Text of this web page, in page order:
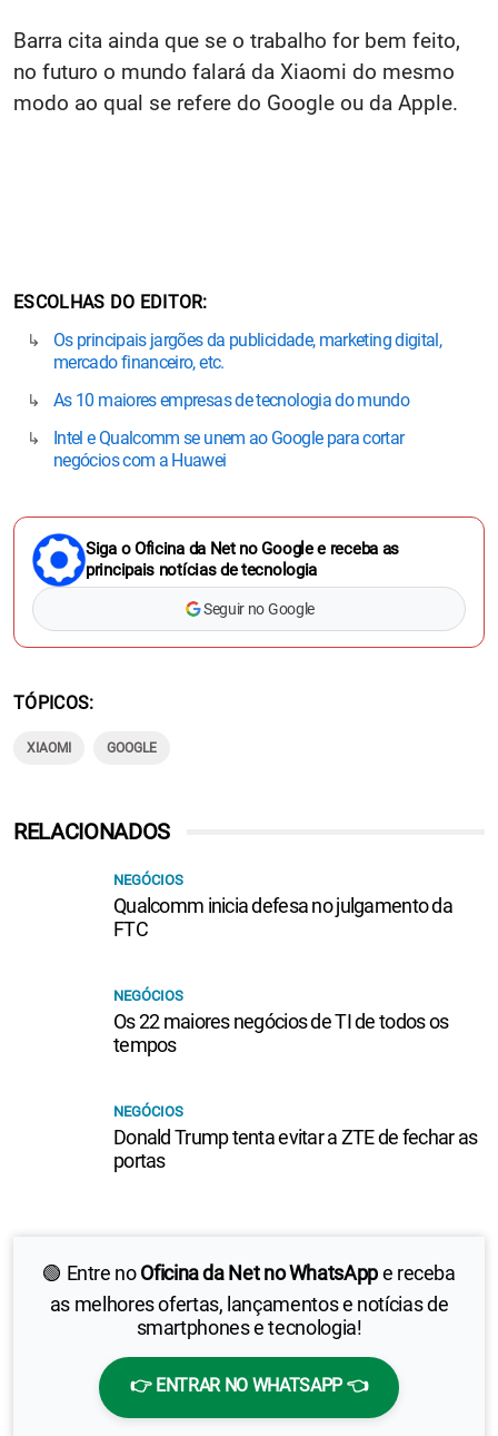
Barra cita ainda que se o trabalho for bem feito,
no futuro o mundo falará da Xiaomi do mesmo
modo ao qual se refere do Google ou da Apple.
ESCOLHAS DO EDITOR
Os principais jargões da publicidade, marketing digital,
mercado financeiro, etc.
As 10 maiores empresas de tecnologia do mundo
Intel e Qualcomm se unem ao Google para cortar
negócios com a Huawei
Siga o Oficina da Net no Google e receba as
principais notícias de tecnologia
Seguir no Google
TÓPICOS
XIAOMI GOOGLE
🟢 Entre noOficina da Net no WhatsAppe receba
as melhores ofertas, lançamentos e notícias de
smartphones e tecnologia!
👉 ENTRAR NO WHATSAPP 👈
RELACIONADOS
NEGÓCIOS
Qualcomm inicia defesa no julgamento da
FTC
NEGÓCIOS
Os 22 maiores negócios de TI de todos os
tempos
NEGÓCIOS
Donald Trump tenta evitar a ZTE de fechar as
portas